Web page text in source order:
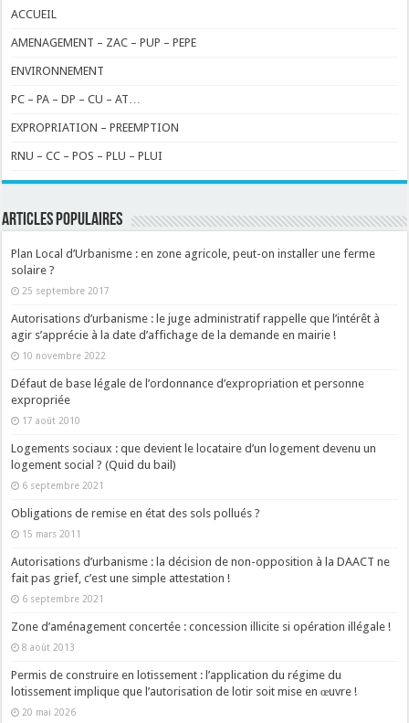
ACCUEIL
AMENAGEMENT – ZAC – PUP – PEPE
ENVIRONNEMENT
PC – PA – DP – CU – AT…
EXPROPRIATION – PREEMPTION
RNU – CC – POS – PLU – PLUI
ARTICLES POPULAIRES
Plan Local d’Urbanisme : en zone agricole, peut-on installer une ferme
solaire ?
25 septembre 2017
Autorisations d’urbanisme : le juge administratif rappelle que l’intérêt à
agir s’apprécie à la date d’affichage de la demande en mairie !
10 novembre 2022
Défaut de base légale de l’ordonnance d’expropriation et personne
expropriée
17 août 2010
Logements sociaux : que devient le locataire d’un logement devenu un
logement social ? (Quid du bail)
6 septembre 2021
Obligations de remise en état des sols pollués ?
15 mars 2011
Autorisations d’urbanisme : la décision de non-opposition à la DAACT ne
fait pas grief, c’est une simple attestation !
6 septembre 2021
Zone d’aménagement concertée : concession illicite si opération illégale !
8 août 2013
Permis de construire en lotissement : l’application du régime du
lotissement implique que l’autorisation de lotir soit mise en œuvre !
20 mai 2026